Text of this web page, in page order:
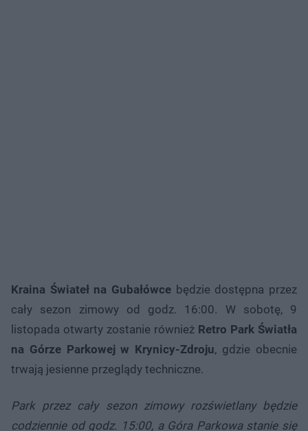
Kraina Świateł na Gubałówce będzie dostępna przez
cały sezon zimowy od godz. 16:00. W sobotę, 9
listopada otwarty zostanie również Retro Park Światła
na Górze Parkowej w Krynicy-Zdroju, gdzie obecnie
trwają jesienne przeglądy techniczne.
Park przez cały sezon zimowy rozświetlany będzie
codziennie od godz. 15:00, a Góra Parkowa stanie się